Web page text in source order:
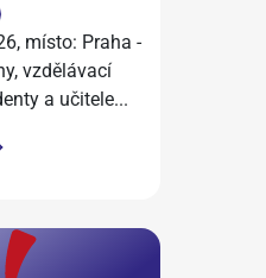
místo: Praha -
vzdělávací
a učitele...